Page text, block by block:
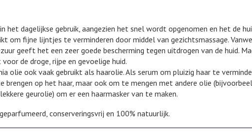
het dagelijkse gebruik, aangezien het snel wordt opgenomen en het de
om fijne lijntjes te verminderen door middel van gezichtsmassage.
geeft het een zeer goede bescherming tegen uitdrogen van de huid.
de droge, rijpe en gevoelige huid.
olie ook vaak gebruikt als haarolie. Als serum om pluizig haar te
brengen op het haar, maar ook om te mengen met andere olie
geurolie) om er een haarmasker van te maken.
conserveringsvrij en 100% natuurlijk.